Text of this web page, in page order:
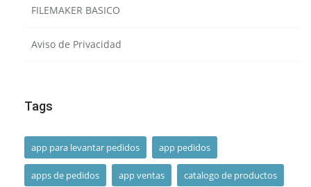
FILEMAKER BASICO
Aviso de Privacidad
Tags
app para levantar pedidos app pedidos
apps de pedidos app ventas catalogo de productos